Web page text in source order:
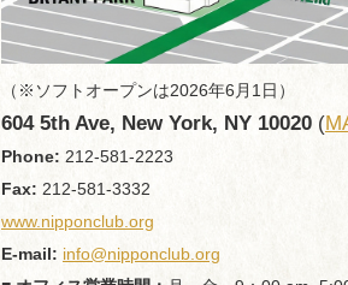
（※ソフトオープンは2026年6月1日）
604 5th Ave, New York, NY 10020 (
Phone: 212-581-2223
Fax: 212-581-3332
www.nipponclub.org
E-mail: info@nipponclub.org